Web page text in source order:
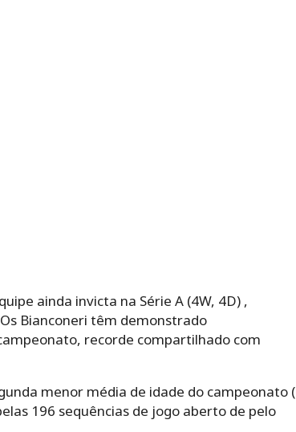
ainda invicta na Série A (4W, 4D) ,
Bianconeri têm demonstrado
recorde compartilhado com
menor média de idade do campeonato (
196 sequências de jogo aberto de pelo